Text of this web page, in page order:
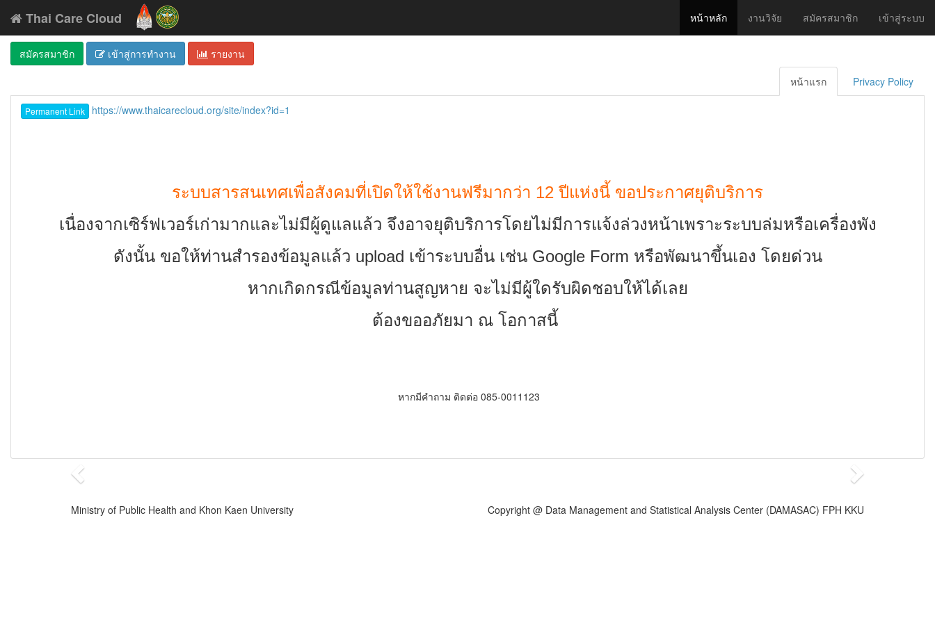
Thai Care Cloud หน้าหลัก งานวิจัย สมัครสมาชิก เข้าสู่ระบบ
สมัครสมาชิก เข้าสู่การทำงาน
รายงาน
หน้าแรก
Privacy Policy
Permanent Link https://www.thaicarecloud.org/site/index?id=1
ระบบสารสนเทศเพื่อสังคมที่เปิดให้ใช้งานฟรีมากว่า 12 ปีแห่งนี้ ขอประกาศยุติบริการ
เนื่องจากเซิร์ฟเวอร์เก่ามากและไม่มีผู้ดูแลแล้ว จึงอาจยุติบริการโดยไม่มีการแจ้งล่วงหน้าเพราะระบบล่มหรือเครื่องพัง
ดังนั้น ขอให้ท่านสำรองข้อมูลแล้ว upload เข้าระบบอื่น เช่น Google Form หรือพัฒนาขึ้นเอง โดยด่วน
หากเกิดกรณีข้อมูลท่านสูญหาย จะไม่มีผู้ใดรับผิดชอบให้ได้เลย
ต้องขออภัยมา ณ โอกาสนี้
หากมีคำถาม ติดต่อ 085-0011123
Ministry of Public Health and Khon Kaen University Copyright @ Data Management and Statistical Analysis Center (DAMASAC) FPH KKU